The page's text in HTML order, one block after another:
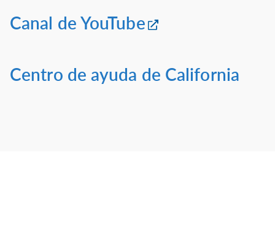
Canal de YouTube
Centro de ayuda de California